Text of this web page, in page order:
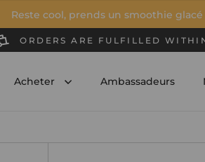
cool, prends un smoothie glacé
ORDERS ARE FULFILLED
Acheter Ambassadeurs